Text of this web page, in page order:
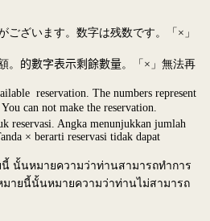
ざいます。数字は残数です。「×」
。 的數字表示剩餘數量。「×」無法再
reservation. The numbers represent
can not make the reservation.
reservasi. Angka menunjukkan jumlah
× berarti reservasi tidak dapat
นี้ นั้นหมายความว่าท่านสามารถทำการ
มายนี้นั้นหมายความว่าท่านไม่สามารถ